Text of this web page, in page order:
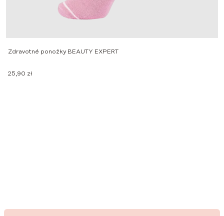
Zdravotné ponožky BEAUTY EXPERT
25,90 zł